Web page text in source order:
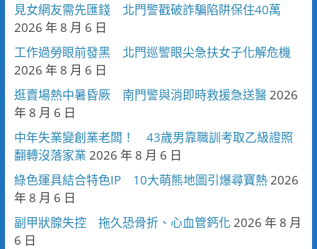
見女網友需先匯錢 北門警戳破詐騙陷阱保住40萬
2026 年 8 月 6 日
工作過勞眼前發黑 北門巡警眼尖急扶女子化解危機
2026 年 8 月 6 日
逛賣場熱中暑昏厥 南門警與消即時救援急送醫2026
年 8 月 6 日
中年失業變創業老闆！ 43歲男靠職訓考取乙級證照
翻轉沒落家業 2026 年 8 月 6 日
綠色運具結合特色IP 10大萌熊地圖引爆尋寶熱2026
年 8 月 6 日
副甲狀腺失控 拖久恐骨折、心血管鈣化 2026 年 8 月
6 日